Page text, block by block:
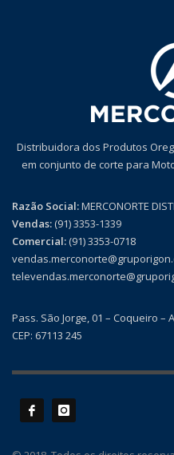
Distribuidora dos Produtos
em conjunto de corte para
Razão Social:MERCONORTE
Vendas:(91) 3353-1339
Comercial:(91) 3353-0718
Pass. São Jorge, 01 – Coqueiro –
CEP: 67113 245